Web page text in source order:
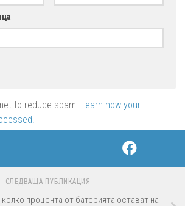
to reduce spam. Learn how your
СЛЕДВАЩА ПУБЛИКАЦИЯ
процента от батерията остават на